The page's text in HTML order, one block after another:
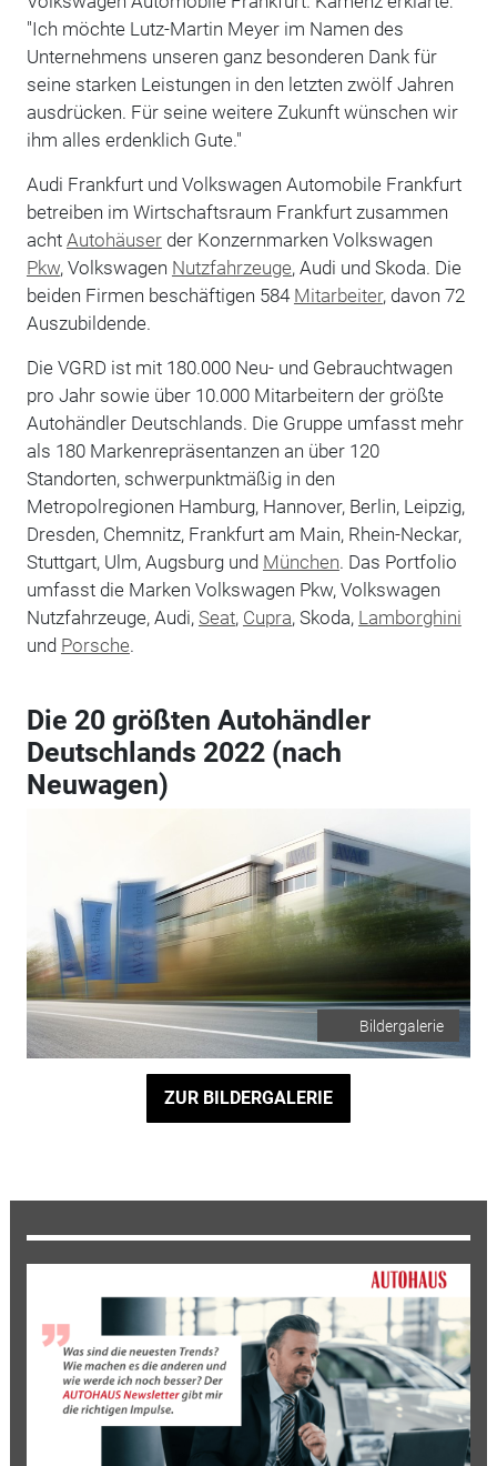
"Ich möchte Lutz-Martin Meyer im Namen des
Unternehmens unseren ganz besonderen Dank für
seine starken Leistungen in den letzten zwölf Jahren
ausdrücken. Für seine weitere Zukunft wünschen wir
ihm alles erdenklich Gute."
Audi Frankfurt und Volkswagen Automobile Frankfurt
betreiben im Wirtschaftsraum Frankfurt zusammen
acht Autohäuserder Konzernmarken Volkswagen
Pkw, Volkswagen Nutzfahrzeuge, Audi und Skoda. Die
beiden Firmen beschäftigen 584 Mitarbeiter, davon 72
Auszubildende.
Die VGRD ist mit 180.000 Neu- und Gebrauchtwagen
pro Jahr sowie über 10.000 Mitarbeitern der größte
Autohändler Deutschlands. Die Gruppe umfasst mehr
als 180 Markenrepräsentanzen an über 120
Standorten, schwerpunktmäßig in den
Metropolregionen Hamburg, Hannover, Berlin, Leipzig,
Dresden, Chemnitz, Frankfurt am Main, Rhein-Neckar,
Stuttgart, Ulm, Augsburg und München. Das Portfolio
umfasst die Marken Volkswagen Pkw, Volkswagen
Nutzfahrzeuge, Audi, Seat, Cupra, Skoda, Lamborghini
und Porsche.
Die 20 größten Autohändler
Deutschlands 2022 (nach
Neuwagen)
Bildergalerie
ZUR BILDERGALERIE